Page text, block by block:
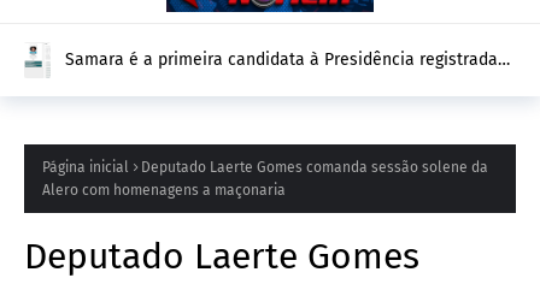
Samara é a primeira candidata à Presidência registrada
Página inicial
Deputado Laerte Gomes comanda sessão solene da
Alero com homenagens a maçonaria
Deputado Laerte Gomes